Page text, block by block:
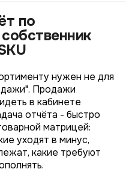
по
нужен не для
Продажи
в кабинете
отчёта - быстро
матрицей:
уходят в минус,
какие требуют